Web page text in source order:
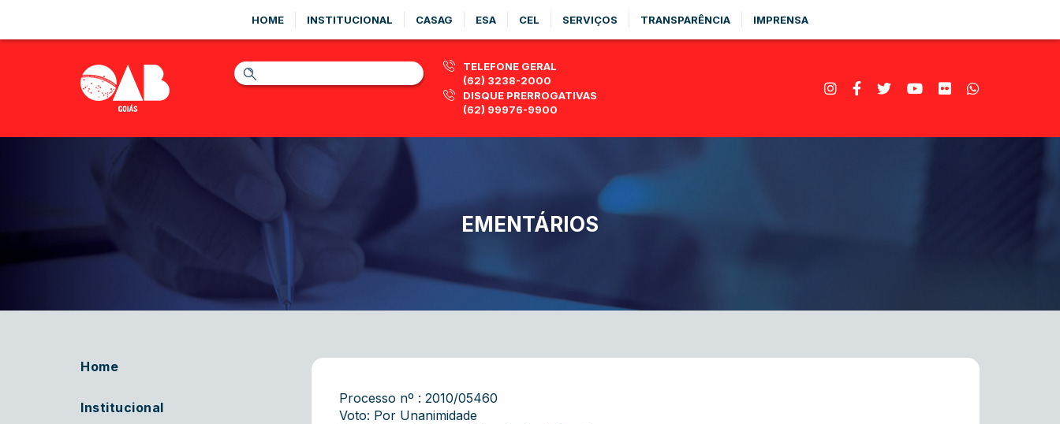
HOME INSTITUCIONAL CASAG ESA CEL SERVIÇOS TRANSPARÊNCIA IMPRENSA
TELEFONE GERAL
(62) 3238-2000
DISQUE PRERROGATIVAS
(62) 99976-9900
EMENTÁRIOS
Home
Institucional
Processo nº : 2010/05460
Voto: Por Unanimidade